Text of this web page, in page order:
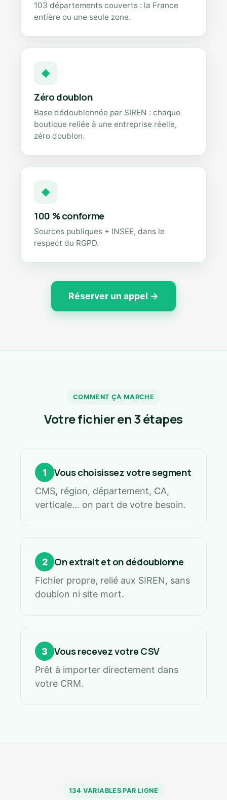
103 départements couverts : la France
entière ou une seule zone.
◆
Zéro doublon
Base dédoublonnée par SIREN : chaque
boutique reliée à une entreprise réelle,
zéro doublon.
◆
100 % conforme
Sources publiques + INSEE, dans le
respect du RGPD.
Réserver un appel →
COMMENT ÇA MARCHE
Votre fichier en 3 étapes
1 Vous choisissez votre segment
CMS, région, département, CA,
verticale… on part de votre besoin.
2 On extrait et on dédoublonne
Fichier propre, relié aux SIREN, sans
doublon ni site mort.
3 Vous recevez votre CSV
Prêt à importer directement dans
votre CRM.
134 VARIABLES PAR LIGNE